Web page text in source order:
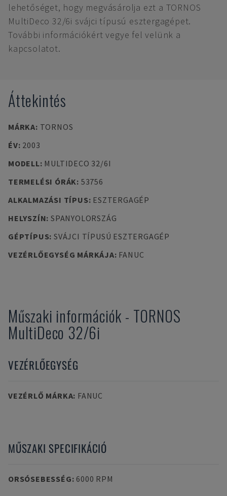
lehetőséget, hogy megvásárolja ezt a TORNOS
MultiDeco 32/6i svájci típusú esztergagépet.
További információkért vegye fel velünk a
kapcsolatot.
Áttekintés
MÁRKA: TORNOS
ÉV: 2003
MODELL: MULTIDECO 32/6I
TERMELÉSI ÓRÁK: 53756
ALKALMAZÁSI TÍPUS: ESZTERGAGÉP
HELYSZÍN: SPANYOLORSZÁG
GÉPTÍPUS: SVÁJCI TÍPUSÚ ESZTERGAGÉP
VEZÉRLŐEGYSÉG MÁRKÁJA: FANUC
Műszaki információk - TORNOS
MultiDeco 32/6i
VEZÉRLŐEGYSÉG
VEZÉRLŐ MÁRKA: FANUC
MŰSZAKI SPECIFIKÁCIÓ
ORSÓSEBESSÉG: 6000 RPM